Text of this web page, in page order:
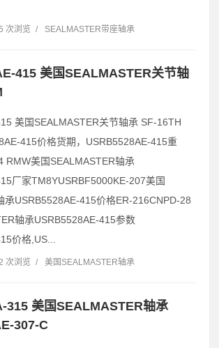
次浏览 / SEALMASTER带座轴承
415 美国SEALMASTER关节轴
美国SEALMASTER关节轴承 SF-16TH
415价格货期，USRB5528AE-415重
RMW美国SEALMASTER轴承
厂家TM8YUSRBF5000KE-207美国
承USRB5528AE-415价格ER-216CNPD-28
轴承USRB5528AE-415参数
价格,US...
次浏览 / 美国SEALMASTER轴承
315 美国SEALMASTER轴承
307-C